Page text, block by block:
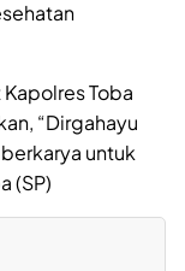
Toba
“Dirgahayu
untuk
(SP)